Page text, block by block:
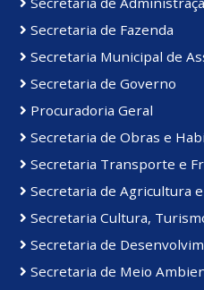
Secretaria de Fazenda
Secretaria Municipal de
Secretaria de Governo
Procuradoria Geral
Secretaria de Obras e
Secretaria Transporte e
Secretaria de Agricultura e
Secretaria Cultura,
Secretaria de
Secretaria de Meio